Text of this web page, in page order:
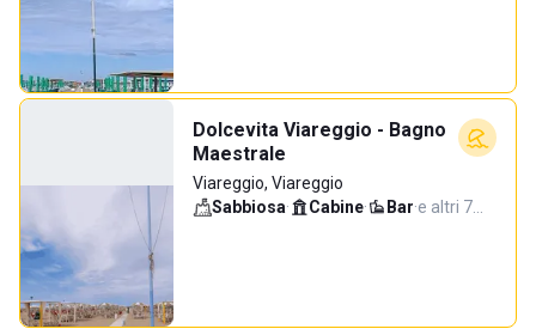
Dolcevita Viareggio - Bagno
Maestrale
Viareggio, Viareggio
Sabbiosa· Cabine· Bar·e altri 7…